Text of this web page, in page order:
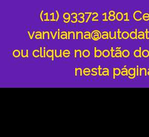
(11) 93372 1801
ou clique no botão
nesta